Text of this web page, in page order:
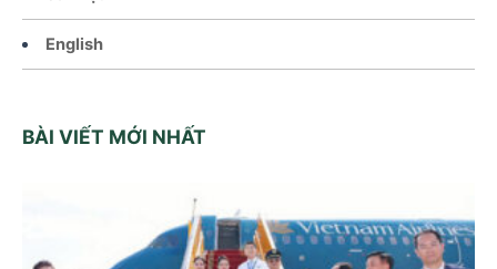
English
BÀI VIẾT MỚI NHẤT